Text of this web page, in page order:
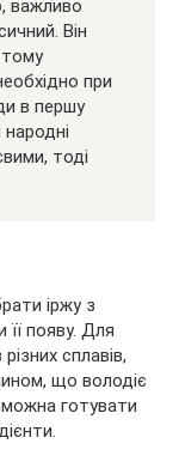
важливо
Він
при
в першу
тоді
іржу з
її появу. Для
сплавів,
що володіє
готувати